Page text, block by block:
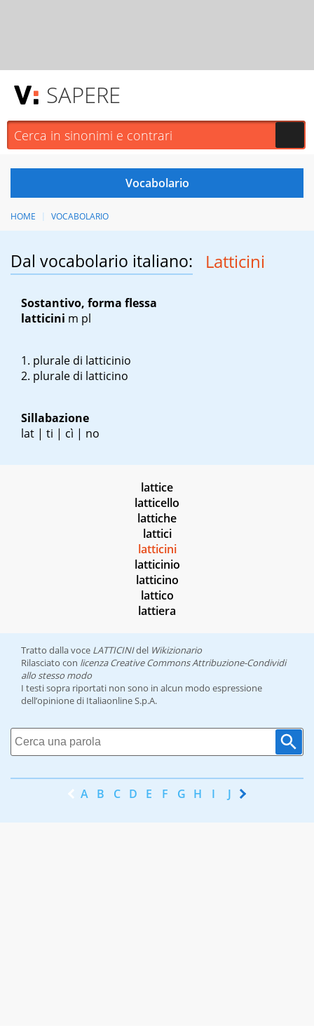
SAPERE
HOME VOCABOLARIO
Dal vocabolario italiano: Latticini
Sostantivo, forma flessa
latticini m pl
plurale di latticinio
plurale di latticino
Sillabazione
lat | ti | cì | no
lattice
latticello
lattiche
lattici
latticini
latticinio
latticino
lattico
lattiera
Tratto dalla voce LATTICINIdel Wikizionario
Rilasciato con licenza Creative Commons Attribuzione-Condividi
allo stesso modo
I testi sopra riportati non sono in alcun modo espressione
dell’opinione di Italiaonline S.p.A.
A B C D E F G H I J K